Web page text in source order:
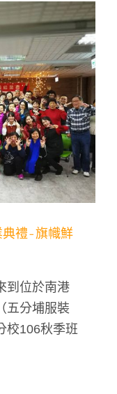
典禮-旗幟鮮
到位於南港
五分埔服裝
校106秋季班